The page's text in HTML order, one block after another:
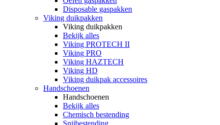
Disposable gaspakken
Viking duikpakken
Viking duikpakken
Bekijk alles
Viking PROTECH II
Viking PRO
Viking HAZTECH
Viking HD
Viking duikpak accessoires
Handschoenen
Handschoenen
Bekijk alles
Chemisch bestending
Snijbestending